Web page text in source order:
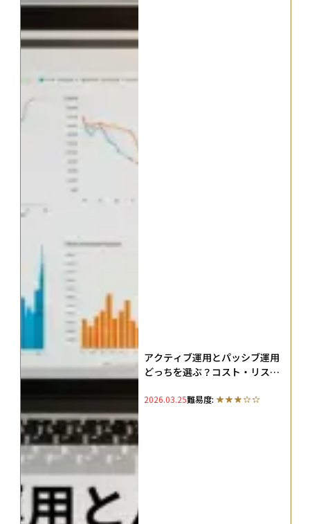
アクティブ運用とパッシブ運用
どっちを選ぶ？コスト・リス
った投資信託の選び方
2026.03.25難易度: